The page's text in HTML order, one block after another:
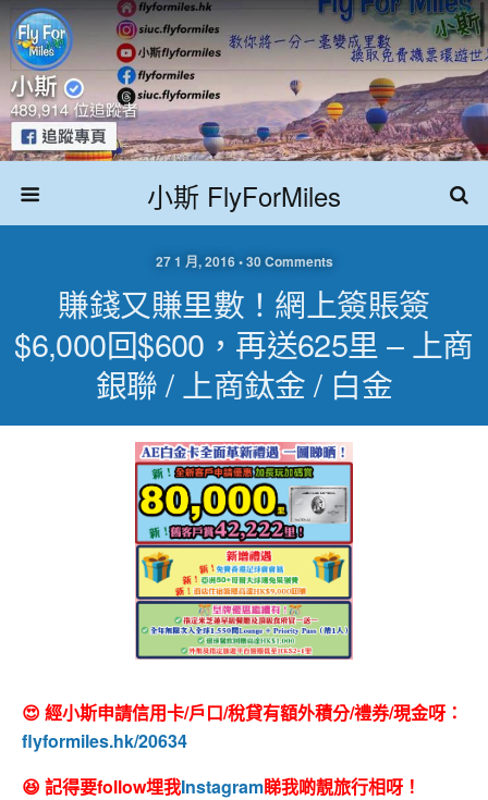
小斯 FlyForMiles
27 1 月, 2016 • 30 Comments
賺錢又賺里數！網上簽賬簽
$6,000回$600，再送625里 – 上商
銀聯 / 上商鈦金 / 白金
😍 經小斯申請信用卡/戶口/稅貸有額外積分/禮券/現金呀：
flyformiles.hk/20634
😆 記得要follow埋我Instagram睇我啲靚旅行相呀！